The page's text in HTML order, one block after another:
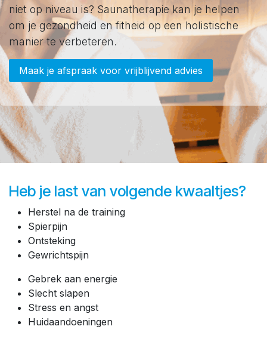
niet op niveau is? Saunatherapie kan je helpen
om je gezondheid en fitheid op een holistische
manier te verbeteren.
Maak je afspraak voor vrijblijvend advies
Heb je last van volgende kwaaltjes?
Herstel na de training
Spierpijn
Ontsteking
Gewrichtspijn
Gebrek aan energie
Slecht slapen
Stress en angst
Huidaandoeningen